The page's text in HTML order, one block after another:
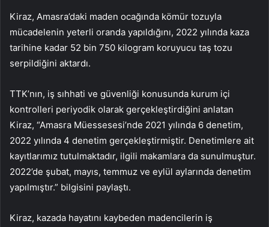
Kiraz, Amasra’daki maden ocağında kömür tozuyla
mücadelenin yeterli oranda yapıldığını, 2022 yılında kaza
tarihine kadar 52 bin 750 kilogram koruyucu taş tozu
serpildiğini aktardı.
TTK’nın, iş sıhhati ve güvenliği konusunda kurum içi
kontrolleri periyodik olarak gerçekleştirdiğini anlatan
Kiraz, “Amasra Müessesesi’nde 2021 yılında 6 denetim,
2022 yılında 4 denetim gerçekleştirmiştir. Denetimlere ait
kayıtlarımız tutulmaktadır, ilgili makamlara da sunulmuştur.
2022’de şubat, mayıs, temmuz ve eylül aylarında denetim
yapılmıştır.” bilgisini paylaştı.
Kiraz, kazada hayatını kaybeden madencilerin iş